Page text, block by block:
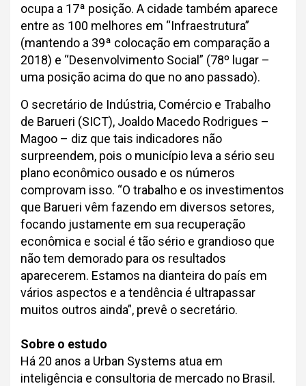
ocupa a 17ª posição. A cidade também aparece
entre as 100 melhores em “Infraestrutura”
(mantendo a 39ª colocação em comparação a
2018) e “Desenvolvimento Social” (78º lugar –
uma posição acima do que no ano passado).
O secretário de Indústria, Comércio e Trabalho
de Barueri (SICT), Joaldo Macedo Rodrigues –
Magoo – diz que tais indicadores não
surpreendem, pois o município leva a sério seu
plano econômico ousado e os números
comprovam isso. “O trabalho e os investimentos
que Barueri vêm fazendo em diversos setores,
focando justamente em sua recuperação
econômica e social é tão sério e grandioso que
não tem demorado para os resultados
aparecerem. Estamos na dianteira do país em
vários aspectos e a tendência é ultrapassar
muitos outros ainda”, prevê o secretário.
Sobre o estudo
Há 20 anos a Urban Systems atua em
inteligência e consultoria de mercado no Brasil.